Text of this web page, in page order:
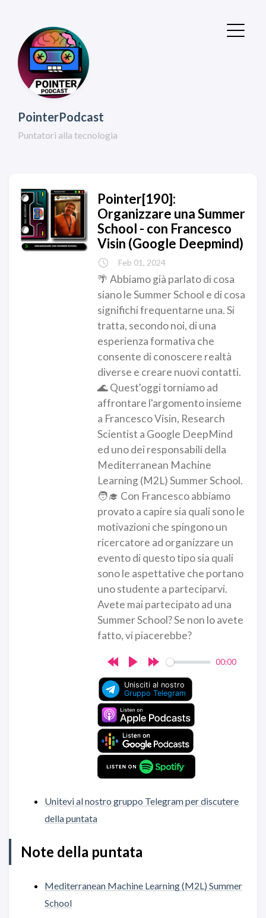
PointerPodcast
Puntatori alla tecnologia
Pointer[190]:
Organizzare una Summer
School - con Francesco
Visin (Google Deepmind)
Feb 01, 2024
🌴 Abbiamo già parlato di cosa
siano le Summer School e di cosa
significhi frequentarne una. Si
tratta, secondo noi, di una
esperienza formativa che
consente di conoscere realtà
diverse e creare nuovi contatti.
🌊 Quest'oggi torniamo ad
affrontare l'argomento insieme
a Francesco Visin, Research
Scientist a Google DeepMind
ed uno dei responsabili della
Mediterranean Machine
Learning (M2L) Summer School.
🧑‍🎓 Con Francesco abbiamo
provato a capire sia quali sono le
motivazioni che spingono un
ricercatore ad organizzare un
evento di questo tipo sia quali
sono le aspettative che portano
uno studente a parteciparvi.
Avete mai partecipato ad una
Summer School? Se non lo avete
fatto, vi piacerebbe?
Rewind
10s
Play Forward
10s
00:00
Unitevi al nostro gruppo Telegram per discutere
della puntata
Note della puntata
Mediterranean Machine Learning (M2L) Summer
School